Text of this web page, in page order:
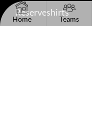
Home Teams
Reserveshirts